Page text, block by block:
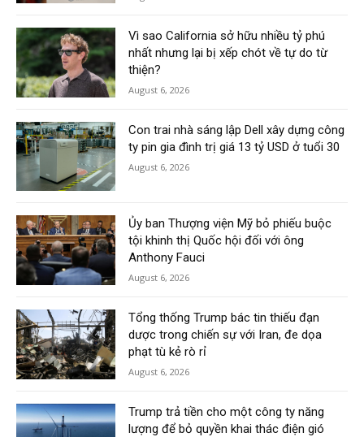
Vì sao California sở hữu nhiều tỷ phú
nhất nhưng lại bị xếp chót về tự do từ
thiện?
August 6, 2026
Con trai nhà sáng lập Dell xây dựng công
ty pin gia đình trị giá 13 tỷ USD ở tuổi 30
August 6, 2026
Ủy ban Thượng viện Mỹ bỏ phiếu buộc
tội khinh thị Quốc hội đối với ông
Anthony Fauci
August 6, 2026
Tổng thống Trump bác tin thiếu đạn
dược trong chiến sự với Iran, đe dọa
phạt tù kẻ rò rỉ
August 6, 2026
Trump trả tiền cho một công ty năng
lượng để bỏ quyền khai thác điện gió